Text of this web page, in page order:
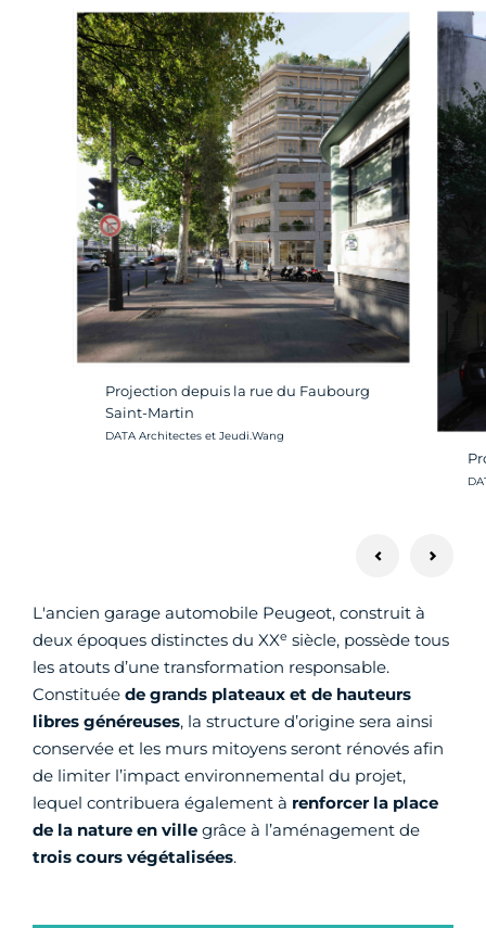
Projection depuis la rue du Faubourg
Saint-Martin
Crédit photo :
DATA Architectes et Jeudi.Wang
L'ancien garage automobile Peugeot, construit à
deux époques distinctes du XXe siècle, possède tous
les atouts d’une transformation responsable.
Constituée de grands plateaux et de hauteurs
libres généreuses, la structure d’origine sera ainsi
conservée et les murs mitoyens seront rénovés afin
de limiter l’impact environnemental du projet,
lequel contribuera également à renforcer la place
de la nature en ville grâce à l’aménagement de
trois cours végétalisées.